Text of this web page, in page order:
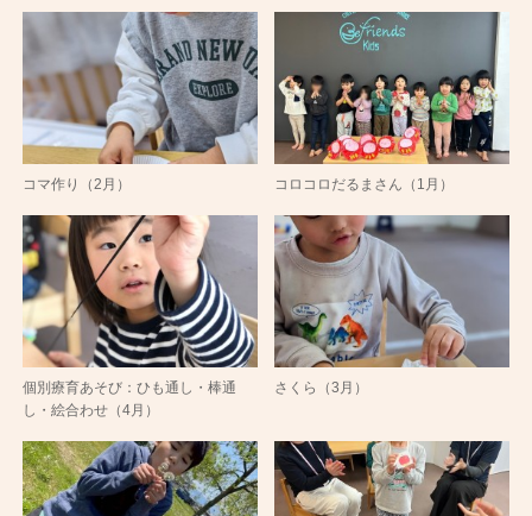
コマ作り（2月） コロコロだるまさん（1月）
個別療育あそび：ひも通し・棒通
し・絵合わせ（4月）
さくら（3月）